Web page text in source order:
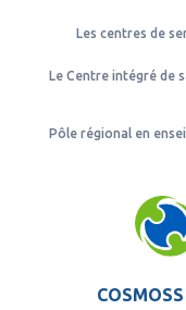
Les centres de
Le Centre intégré de
Pôle régional en